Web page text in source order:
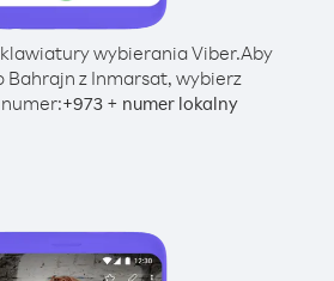
wybierania Viber.Aby
Bahrajn z Inmarsat, wybierz
+973+ numer lokalny